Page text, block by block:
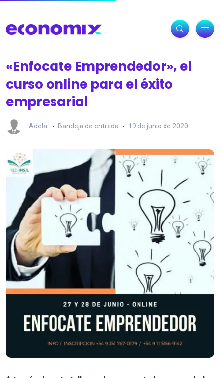
«Enfocate Emprendedor», el
curso online para el éxito
empresarial
Adela Bandeja de entrada 19 de junio de 2020